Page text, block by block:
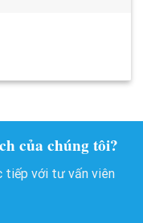
của chúng tôi?
tiếp với tư vấn viên